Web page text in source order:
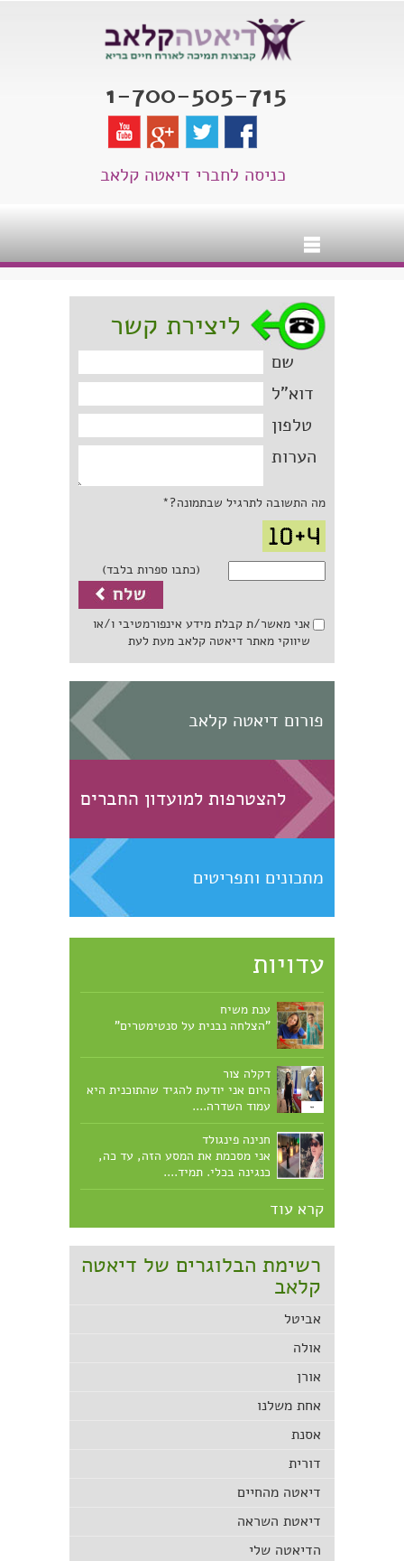
1-700-505-715
כניסה לחברי דיאטה קלאב
ליצירת קשר
שם
דוא"ל
טלפון
הערות
מה התשובה לתרגיל שבתמונה?*
(כתבו ספרות בלבד)
אני מאשר/ת קבלת מידע אינפורמטיבי ו/או
שיווקי מאתר דיאטה קלאב מעת לעת
פורום דיאטה קלאב
להצטרפות למועדון החברים
מתכונים ותפריטים
עדויות
ענת משיח
"הצלחה נבנית על סנטימטרים"
דקלה צור
היום אני יודעת להגיד שהתוכנית היא
עמוד השדרה....
חנינה פינגולד
אני מסכמת את המסע הזה, עד כה,
כנגינה בכלי. תמיד....
קרא עוד
רשימת הבלוגרים של דיאטה
קלאב
אביטל
אולה
אורן
אחת משלנו
אסנת
דורית
דיאטה מהחיים
דיאטת השראה
הדיאטה שלי